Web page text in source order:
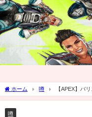
ホーム 噂 【APEX】バ
噂